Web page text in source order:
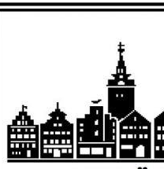
Lüneburg und
Umgebung